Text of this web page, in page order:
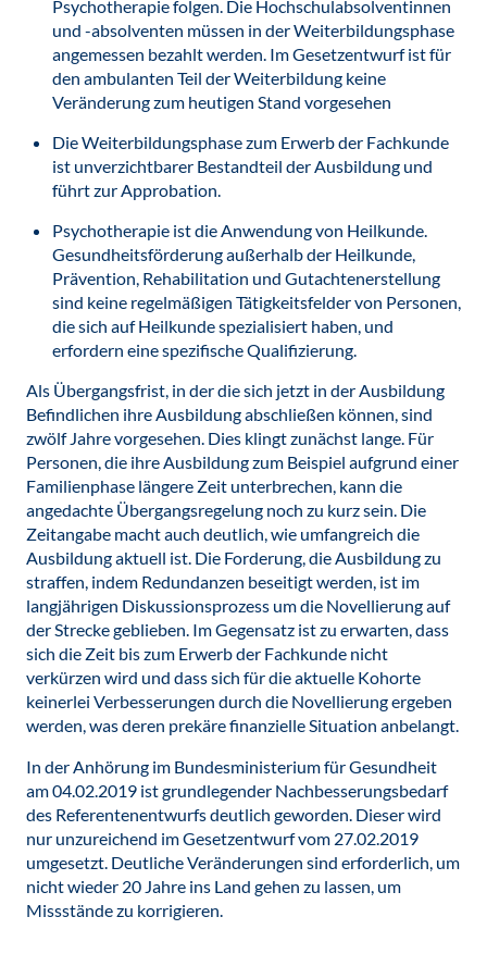
Psychotherapie folgen. Die Hochschulabsolventinnen
und -absolventen müssen in der Weiterbildungsphase
angemessen bezahlt werden. Im Gesetzentwurf ist für
den ambulanten Teil der Weiterbildung keine
Veränderung zum heutigen Stand vorgesehen
Die Weiterbildungsphase zum Erwerb der Fachkunde
ist unverzichtbarer Bestandteil der Ausbildung und
führt zur Approbation.
Psychotherapie ist die Anwendung von Heilkunde.
Gesundheitsförderung außerhalb der Heilkunde,
Prävention, Rehabilitation und Gutachtenerstellung
sind keine regelmäßigen Tätigkeitsfelder von Personen,
die sich auf Heilkunde spezialisiert haben, und
erfordern eine spezifische Qualifizierung.
Als Übergangsfrist, in der die sich jetzt in der Ausbildung
Befindlichen ihre Ausbildung abschließen können, sind
zwölf Jahre vorgesehen. Dies klingt zunächst lange. Für
Personen, die ihre Ausbildung zum Beispiel aufgrund einer
Familienphase längere Zeit unterbrechen, kann die
angedachte Übergangsregelung noch zu kurz sein. Die
Zeitangabe macht auch deutlich, wie umfangreich die
Ausbildung aktuell ist. Die Forderung, die Ausbildung zu
straffen, indem Redundanzen beseitigt werden, ist im
langjährigen Diskussionsprozess um die Novellierung auf
der Strecke geblieben. Im Gegensatz ist zu erwarten, dass
sich die Zeit bis zum Erwerb der Fachkunde nicht
verkürzen wird und dass sich für die aktuelle Kohorte
keinerlei Verbesserungen durch die Novellierung ergeben
werden, was deren prekäre finanzielle Situation anbelangt.
In der Anhörung im Bundesministerium für Gesundheit
am 04.02.2019 ist grundlegender Nachbesserungsbedarf
des Referentenentwurfs deutlich geworden. Dieser wird
nur unzureichend im Gesetzentwurf vom 27.02.2019
umgesetzt. Deutliche Veränderungen sind erforderlich, um
nicht wieder 20 Jahre ins Land gehen zu lassen, um
Missstände zu korrigieren.